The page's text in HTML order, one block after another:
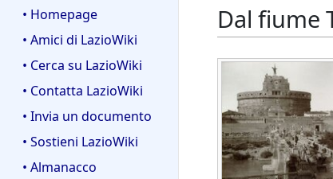
• Homepage
• Amici di LazioWiki
• Cerca su LazioWiki
• Contatta LazioWiki
• Invia un documento
• Sostieni LazioWiki
• Almanacco
Dal fiume